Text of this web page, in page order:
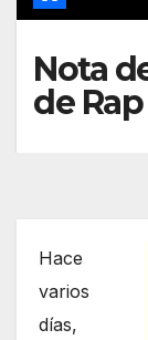
Nota
de Rap
Hace
varios
días,